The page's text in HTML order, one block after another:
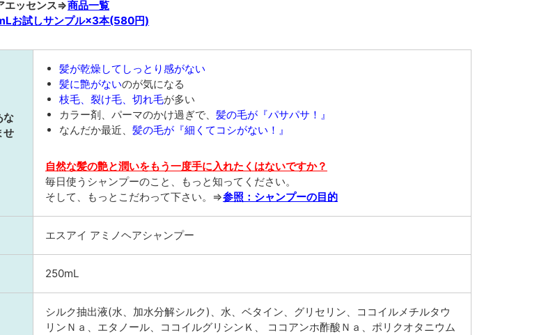
エッセンス⇒商品一覧
お試しサンプル×3本(580円)
な
せ
髪が乾燥してしっとり感がない
髪に艶がないのが気になる
枝毛、裂け毛、切れ毛が多い
カラー剤、パーマのかけ過ぎで、 髪の毛が『パサパサ！』
なんだか最近、 髪の毛が『細くてコシがない！』
自然な髪の艶と潤いをもう一度手に入れたくはないですか？
毎日使うシャンプーのこと、もっと知ってください。
そして、もっとこだわって下さい。⇒参照：シャンプーの目的
エスアイ アミノヘアシャンプー
250mL
シルク抽出液(水、加水分解シルク)、水、ベタイン、グリセリン、ココイルメチルタウ
リンＮａ、エタノール、ココイルグリシンＫ、 ココアンホ酢酸Ｎａ、ポリクオタニウム